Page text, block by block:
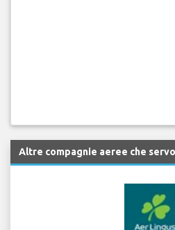
Altre compagnie aeree che